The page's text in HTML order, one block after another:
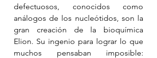
defectuosos, conocidos como
análogos de los nucleótidos, son la
gran creación de la bioquímica
Elion. Su ingenio para lograr lo que
muchos pensaban imposible: